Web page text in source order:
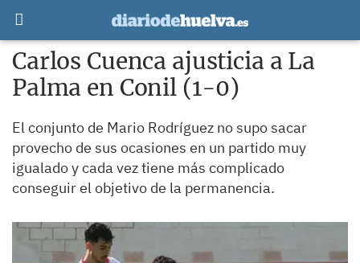
Carlos Cuenca ajusticia a La
Palma en Conil (1-0)
El conjunto de Mario Rodríguez no supo sacar
provecho de sus ocasiones en un partido muy
igualado y cada vez tiene más complicado
conseguir el objetivo de la permanencia.